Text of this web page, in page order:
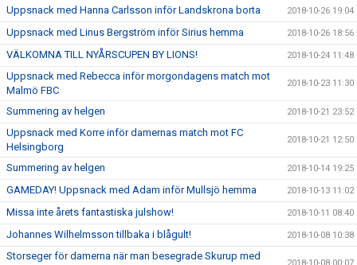
Uppsnack med Hanna Carlsson inför Landskrona borta 2018-10-26 19:04
Uppsnack med Linus Bergström inför Sirius hemma 2018-10-26 18:56
VÄLKOMNA TILL NYÅRSCUPEN BY LIONS! 2018-10-24 11:48
Uppsnack med Rebecca inför morgondagens match mot
Malmö FBC
2018-10-23 11:30
Summering av helgen 2018-10-21 23:52
Uppsnack med Korre inför damernas match mot FC
Helsingborg
2018-10-21 12:50
Summering av helgen 2018-10-14 19:25
GAMEDAY! Uppsnack med Adam inför Mullsjö hemma 2018-10-13 11:02
Missa inte årets fantastiska julshow! 2018-10-11 08:40
Johannes Wilhelmsson tillbaka i blågult! 2018-10-08 10:38
Storseger för damerna när man besegrade Skurup med
2018-10-08 00:07